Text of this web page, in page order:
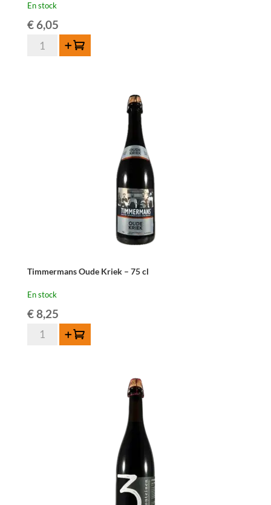
En stock
€6,05
quantité
Ajouter au panier
Timmermans Oude Kriek – 75 cl
En stock
€8,25
quantité
Ajouter au panier